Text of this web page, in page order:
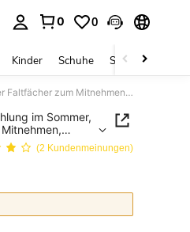
0 0
Kinder Schuhe Schmuck &
1 Stück Holzfächer, Handventilator, Kühlung im Sommer, tragbarer chinesischer Faltfächer zum Mitnehmen, dekorativer Fächer. Geeignet zum Tanzen mit Kleidung und anderen Szenarien
im Sommer,
mit Kleidung
(2 Kundenmeinungen)